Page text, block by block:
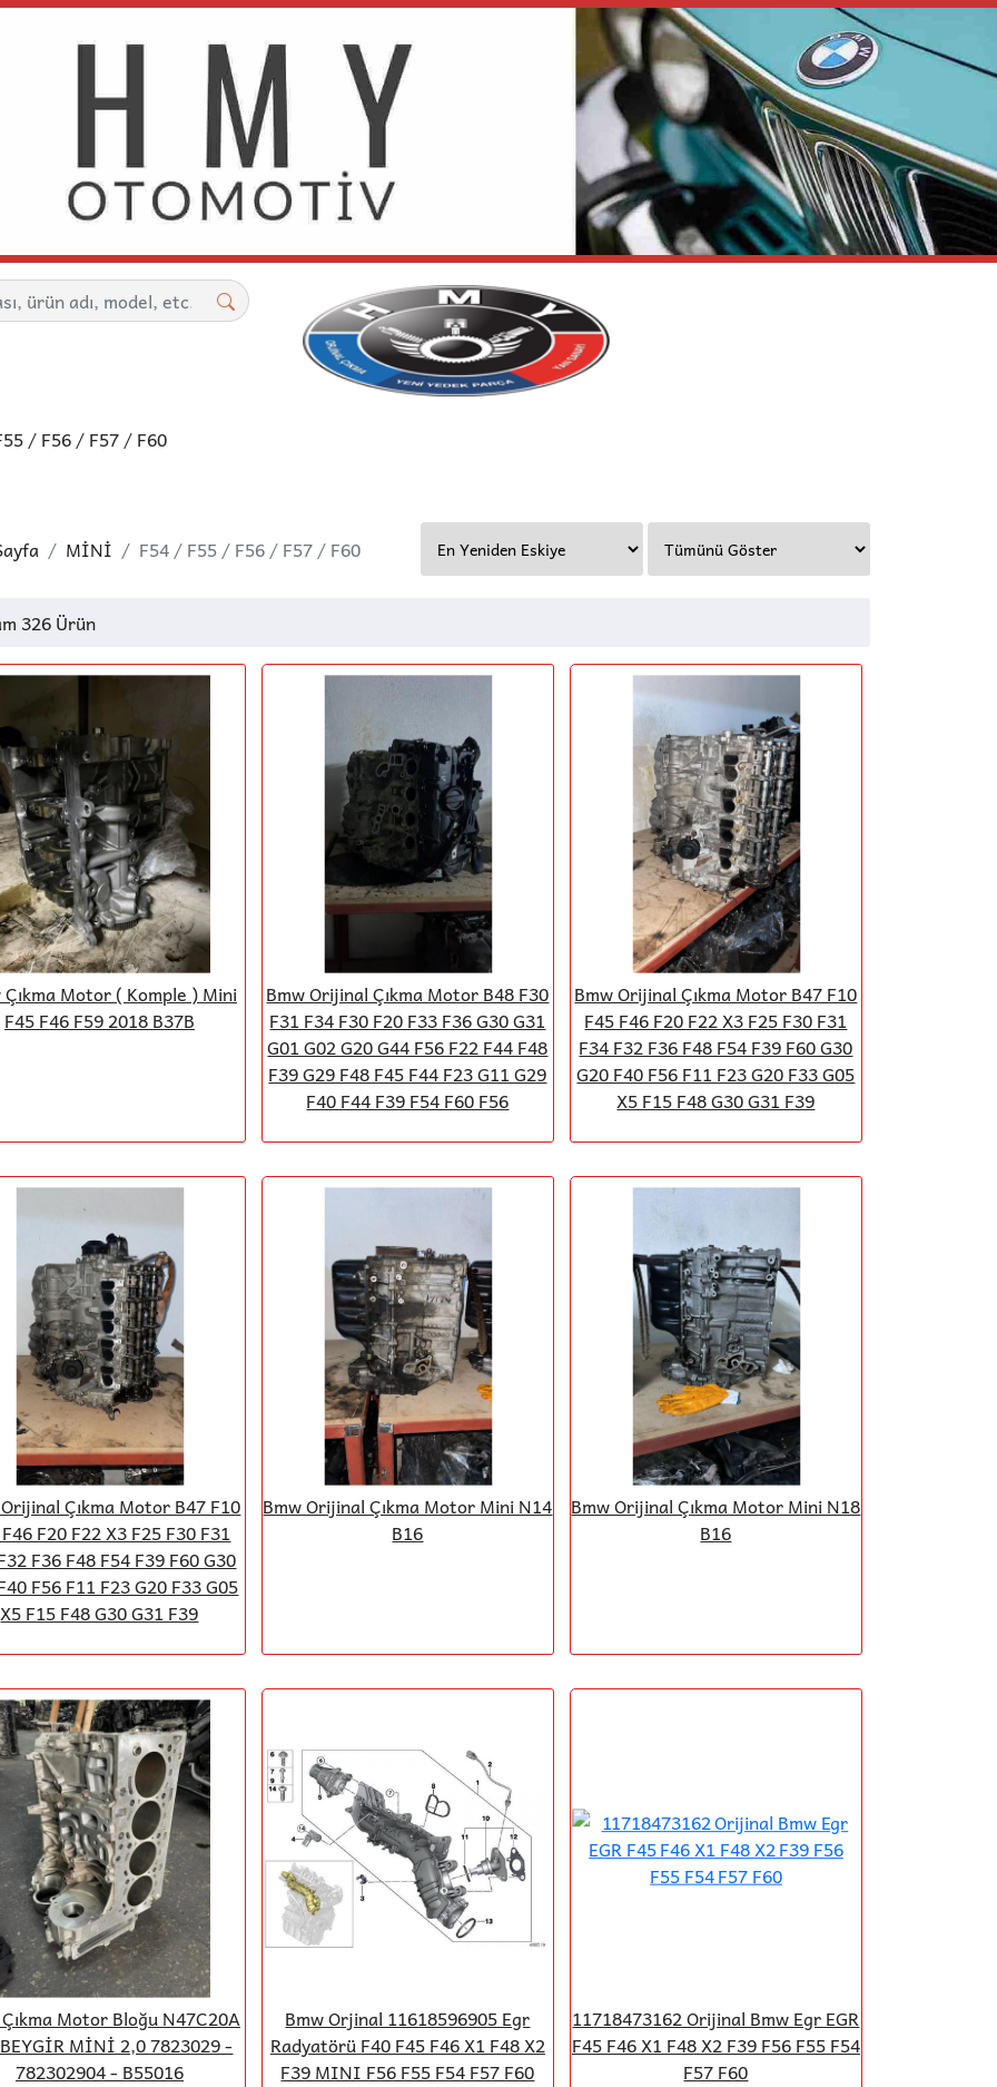
/ F56 / F57 / F60
MİNİ F54 / F55 / F56 / F57 / F60
326 Ürün
Çıkma Motor ( Komple ) Mini
F45 F46 F59 2018 B37B
Bmw Orijinal Çıkma Motor B48 F30
F31 F34 F30 F20 F33 F36 G30 G31
G01 G02 G20 G44 F56 F22 F44 F48
F39 G29 F48 F45 F44 F23 G11 G29
F40 F44 F39 F54 F60 F56
Bmw Orijinal Çıkma Motor B47 F10
F45 F46 F20 F22 X3 F25 F30 F31
F34 F32 F36 F48 F54 F39 F60 G30
G20 F40 F56 F11 F23 G20 F33 G05
X5 F15 F48 G30 G31 F39
Çıkma Motor B47 F10
F20 F22 X3 F25 F30 F31
F36 F48 F54 F39 F60 G30
F56 F11 F23 G20 F33 G05
X5 F15 F48 G30 G31 F39
Bmw Orijinal Çıkma Motor Mini N14
B16
Bmw Orijinal Çıkma Motor Mini N18
B16
Motor Bloğu N47C20A
MİNİ 2,0 7823029 -
782302904 - B55016
Bmw Orjinal 11618596905 Egr
Radyatörü F40 F45 F46 X1 F48 X2
F39 MINI F56 F55 F54 F57 F60
11718473162 Orijinal Bmw Egr EGR
F45 F46 X1 F48 X2 F39 F56 F55 F54
F57 F60